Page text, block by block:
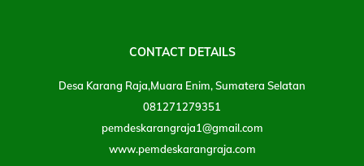
CONTACT DETAILS
Desa Karang Raja,Muara Enim, Sumatera Selatan
081271279351
pemdeskarangraja1@gmail.com
www.pemdeskarangraja.com